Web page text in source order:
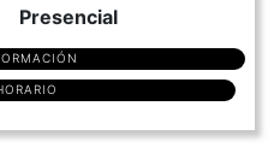
Presencial